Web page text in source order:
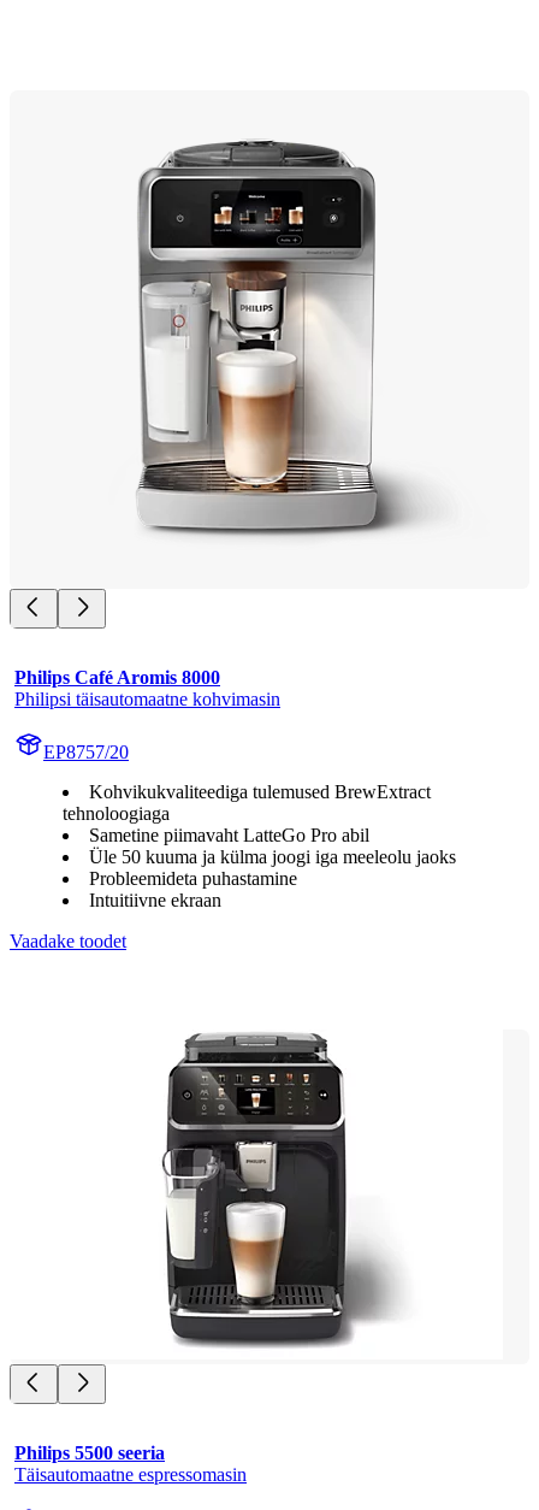
Philips Café Aromis 8000
Philipsi täisautomaatne kohvimasin
EP8757/20
Kohvikukvaliteediga tulemused BrewExtract
tehnoloogiaga
Sametine piimavaht LatteGo Pro abil
Üle 50 kuuma ja külma joogi iga meeleolu jaoks
Probleemideta puhastamine
Intuitiivne ekraan
Vaadake toodet
Philips 5500 seeria
Täisautomaatne espressomasin